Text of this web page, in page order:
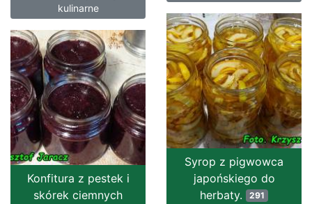
kulinarne
Syrop z pigwowca
japońskiego do
herbaty. 291
Konfitura z pestek i
skórek ciemnych